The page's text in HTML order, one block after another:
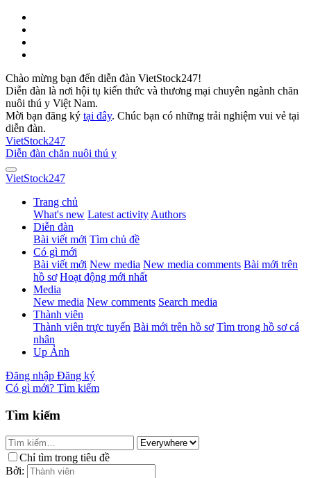
Chào mừng bạn đến diễn đàn VietStock247!
Diễn đàn là nơi hội tụ kiến thức và thương mại chuyên ngành chăn
nuôi thú y Việt Nam.
Mời bạn đăng ký tại đây. Chúc bạn có những trải nghiệm vui vẻ tại
diễn đàn.
VietStock247
Diễn đàn chăn nuôi thú y
VietStock247
Trang chủ
What's new Latest activity Authors
Diễn đàn
Bài viết mới Tìm chủ đề
Có gì mới
Bài viết mới New media New media comments Bài mới trên
hồ sơ Hoạt động mới nhất
Media
New media New comments Search media
Thành viên
Thành viên trực tuyến Bài mới trên hồ sơ Tìm trong hồ sơ cá
nhân
Up Ảnh
Đăng nhập Đăng ký
Có gì mới? Tìm kiếm
Tìm kiếm
Chỉ tìm trong tiêu đề
Bởi: